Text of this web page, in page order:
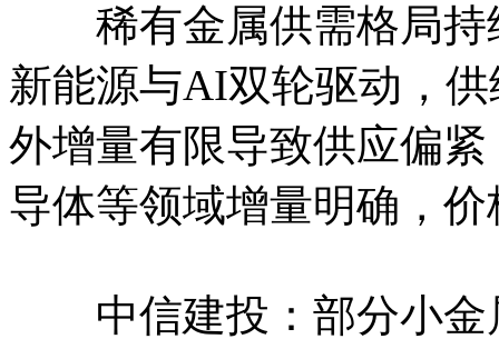
稀有金属供需格局持
新能源与AI双轮驱动，
外增量有限导致供应偏
导体等领域增量明确，
中信建投：部分小金